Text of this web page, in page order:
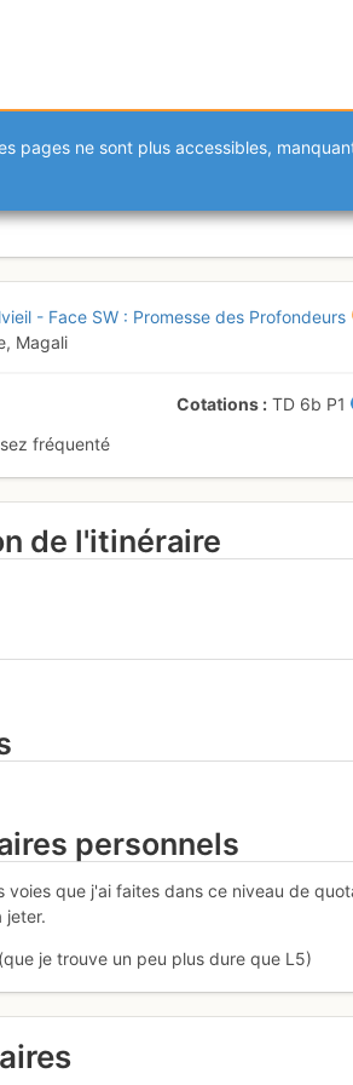
pages ne sont plus accessibles,
SW : Promesse
- Face SW : Promesse des Profondeurs
Magali
fréquenté
Cotations TD 6b P1
de l'itinéraire
personnels
voies que j'ai faites dans ce niveau de
jeter.
je trouve un peu plus dure que L5)